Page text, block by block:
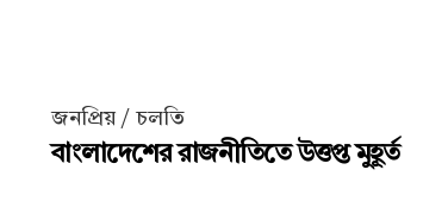
জনপ্রিয় / চলতি
বাংলাদেশের রাজনীতিতে উত্তপ্ত মুহূর্ত